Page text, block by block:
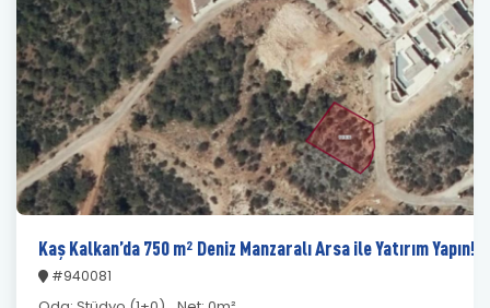
Kaş Kalkan’da 750 m² Deniz Manzaralı Arsa ile Yatırım Yapın!
#940081